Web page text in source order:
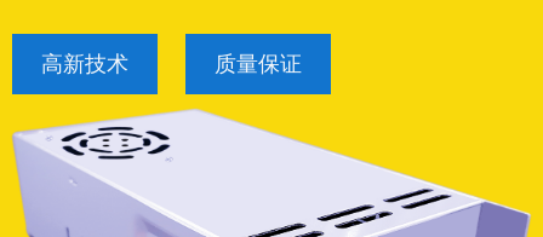
高新技术 质量保证